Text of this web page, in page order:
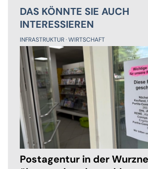
DAS KÖNNTE SIE AUCH
INTERESSIEREN
INFRASTRUKTUR WIRTSCHAFT
Postagentur in der